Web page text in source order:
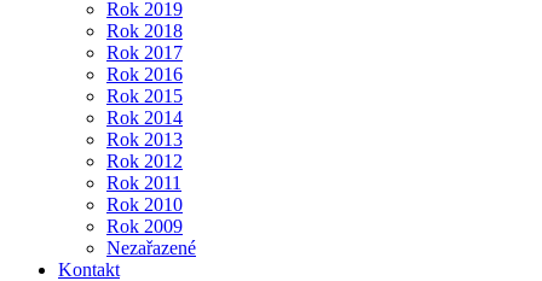
Rok 2019
Rok 2018
Rok 2017
Rok 2016
Rok 2015
Rok 2014
Rok 2013
Rok 2012
Rok 2011
Rok 2010
Rok 2009
Nezařazené
Kontakt